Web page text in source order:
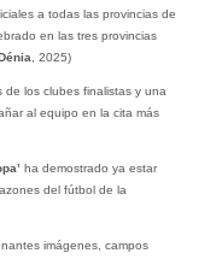
a todas las provincias de
en las tres provincias
, 2025)
los clubes finalistas y una
al equipo en la cita más
ha demostrado ya estar
del fútbol de la
imágenes, campos